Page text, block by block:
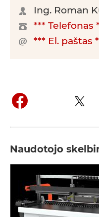
Ing. Roman
*** Telefonas
*** El. paštas
Naudotojo